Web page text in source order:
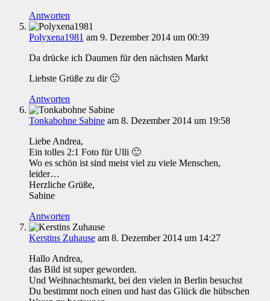
Antworten
Polyxena1981 am 9. Dezember 2014 um 00:39
Da drücke ich Daumen für den nächsten Markt
Liebste Grüße zu dir 🙂
Antworten
Tonkabohne Sabine am 8. Dezember 2014 um 19:58
Liebe Andrea,
Ein tolles 2:1 Foto für Ulli 🙂
Wo es schön ist sind meist viel zu viele Menschen,
leider…
Herzliche Grüße,
Sabine
Antworten
Kerstins Zuhause am 8. Dezember 2014 um 14:27
Hallo Andrea,
das Bild ist super geworden.
Und Weihnachtsmarkt, bei den vielen in Berlin besuchst
Du bestimmt noch einen und hast das Glück die hübschen